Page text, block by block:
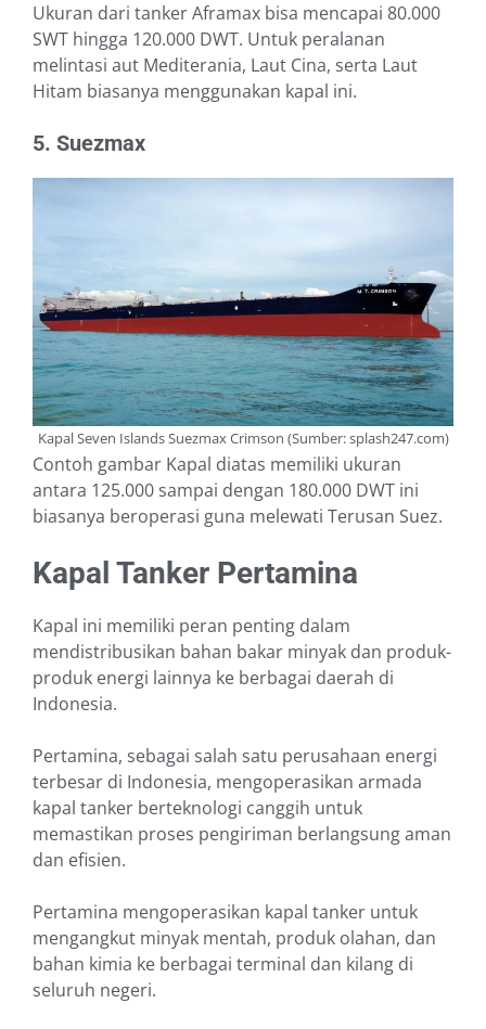
Ukuran dari tanker Aframax bisa mencapai 80.000
SWT hingga 120.000 DWT. Untuk peralanan
melintasi aut Mediterania, Laut Cina, serta Laut
Hitam biasanya menggunakan kapal ini.
5. Suezmax
Kapal Seven Islands Suezmax Crimson (Sumber: splash247.com)
Contoh gambar Kapal diatas memiliki ukuran
antara 125.000 sampai dengan 180.000 DWT ini
biasanya beroperasi guna melewati Terusan Suez.
Kapal Tanker Pertamina
Kapal ini memiliki peran penting dalam
mendistribusikan bahan bakar minyak dan produk-
produk energi lainnya ke berbagai daerah di
Indonesia.
Pertamina, sebagai salah satu perusahaan energi
terbesar di Indonesia, mengoperasikan armada
kapal tanker berteknologi canggih untuk
memastikan proses pengiriman berlangsung aman
dan efisien.
Pertamina mengoperasikan kapal tanker untuk
mengangkut minyak mentah, produk olahan, dan
bahan kimia ke berbagai terminal dan kilang di
seluruh negeri.